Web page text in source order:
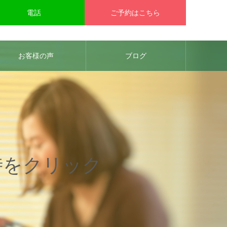
電話 ご予約はこちら
お客様の声 ブログ
クリック